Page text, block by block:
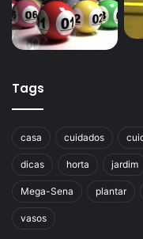
Tags
casa cuidados
dicas horta jardim
Mega-Sena plantar
vasos